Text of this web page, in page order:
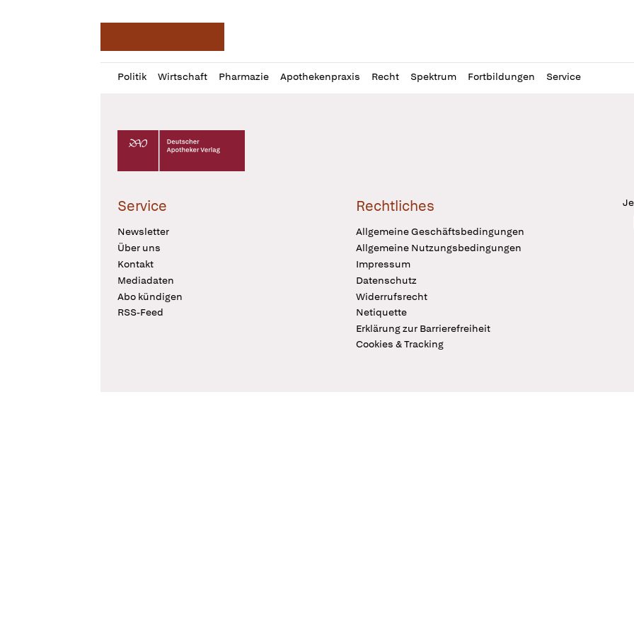
Politik Wirtschaft Pharmazie Apothekenpraxis Recht Spektrum Fortbildungen Service
Profil
öffnen
Daz
Pur
Deutscher Apotheker Verlag Logo
Service
Newsletter
Über uns
Kontakt
Mediadaten
Abo kündigen
RSS-Feed
Rechtliches
Allgemeine Geschäftsbedingungen
Allgemeine Nutzungsbedingungen
Impressum
Datenschutz
Widerrufsrecht
Netiquette
Erklärung zur Barrierefreiheit
Cookies & Tracking